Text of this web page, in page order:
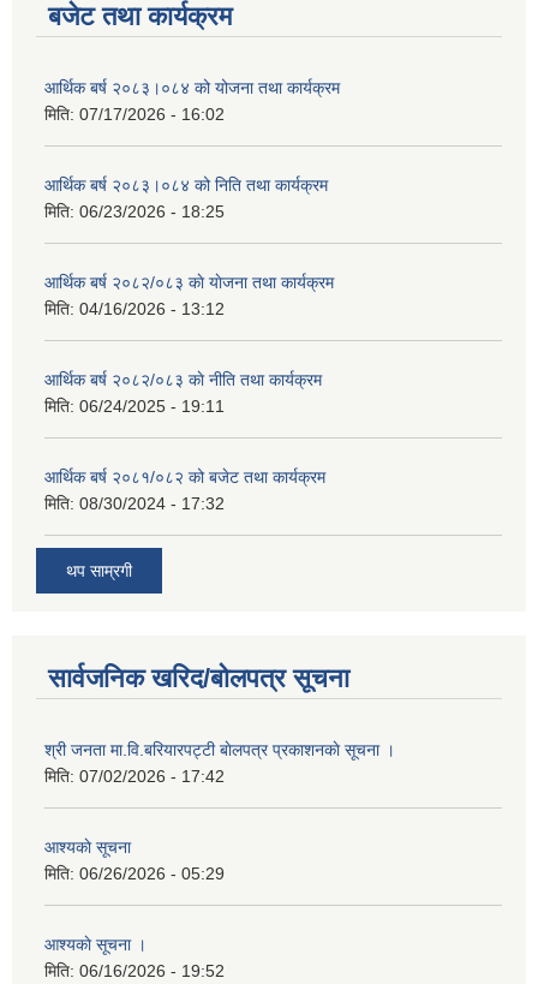
बजेट तथा कार्यक्रम
आर्थिक बर्ष २०८३।०८४ को योजना तथा कार्यक्रम
मिति: 07/17/2026 - 16:02
आर्थिक बर्ष २०८३।०८४ को निति तथा कार्यक्रम
मिति: 06/23/2026 - 18:25
आर्थिक बर्ष २०८२/०८३ काे याेजना तथा कार्यक्रम
मिति: 04/16/2026 - 13:12
आर्थिक बर्ष २०८२/०८३ काे नीति तथा कार्यक्रम
मिति: 06/24/2025 - 19:11
आर्थिक बर्ष २०८१/०८२ को बजेट तथा कार्यक्रम
मिति: 08/30/2024 - 17:32
थप साम्रगी
सार्वजनिक खरिद/बोलपत्र सूचना
श्री जनता मा.वि.बरियारपट्टी बाेलपत्र प्रकाशनकाे सूचना ।
मिति: 07/02/2026 - 17:42
आश्यकाे सूचना
मिति: 06/26/2026 - 05:29
आश्यकाे सूचना ।
मिति: 06/16/2026 - 19:52